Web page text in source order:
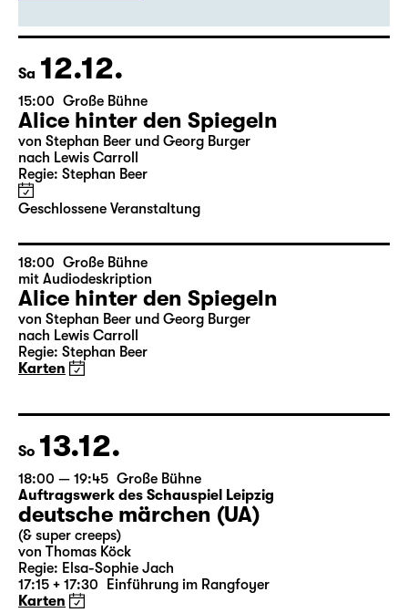
Ausverkauft
evtl. Restkarten
an der Abendkasse
Sa 12.12.
15:00 Große Bühne
Alice hinter den Spiegeln
von Stephan Beer und Georg Burger
Regie: Stephan Beer
Geschlossene Veranstaltung
18:00
Große Bühne
mit Audiodeskription
Alice hinter den Spiegeln
Regie: Stephan Beer
Karten
So 13.12.
18:00 — 19:45 Große Bühne
Auftragswerk des Schauspiel Leipzig
deutsche märchen (UA)
(& super creeps)